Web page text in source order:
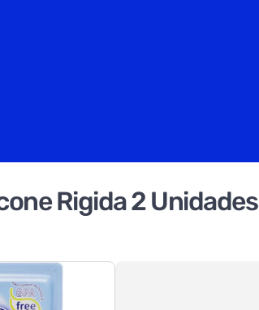
Rigida 2 Unidades